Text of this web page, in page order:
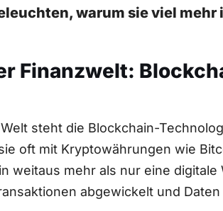
warum sie ​viel mehr
Finanzwelt:
steht⁢ die Blockchain-
oft mit Kryptowährungen wie
weitaus mehr ‌als nur eine
abgewickelt und